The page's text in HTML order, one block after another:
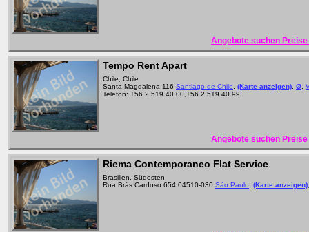
Angebote suchen
Tempo Rent Apart
Chile, Chile
Santa Magdalena 116 Santiago de Chile (Karte anzeigen) Ø
Telefon: +56 2 519 40 00,+56 2 519 40 99
Angebote suchen
Riema Contemporaneo Flat Service
Brasilien, Südosten
Rua Brás Cardoso 654 04510-030 São Paulo (Karte anzeigen)